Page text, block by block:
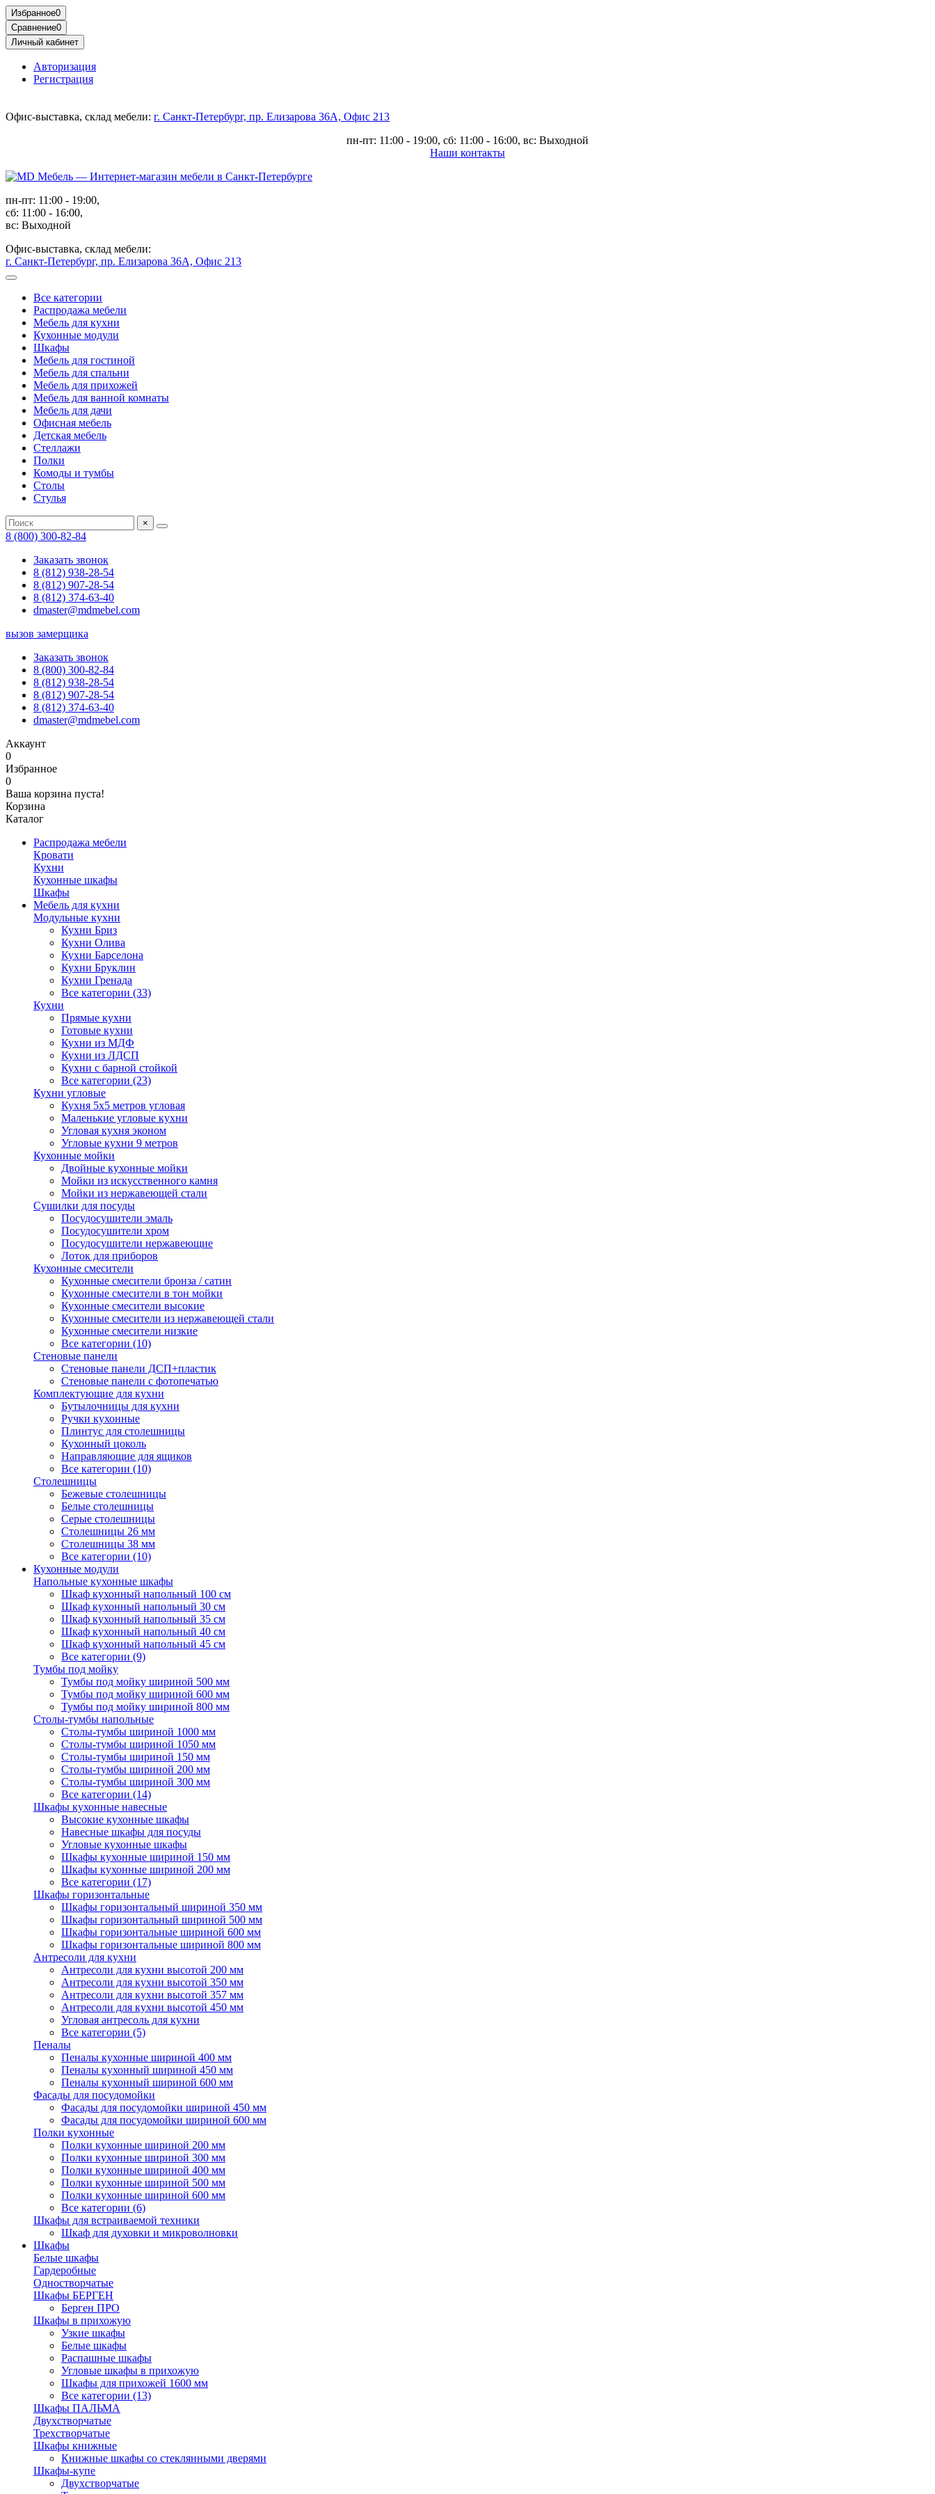
Избранное0
Сравнение0
Личный кабинет
Авторизация
Регистрация
Офис-выставка, склад мебели: г. Санкт-Петербург, пр. Елизарова 36А, Офис 213
пн-пт: 11:00 - 19:00, сб: 11:00 - 16:00, вс: Выходной
Наши контакты
пн-пт: 11:00 - 19:00,
сб: 11:00 - 16:00,
вс: Выходной
Офис-выставка, склад мебели:
г. Санкт-Петербург, пр. Елизарова 36А, Офис 213
Все категории
Распродажа мебели
Мебель для кухни
Кухонные модули
Шкафы
Мебель для гостиной
Мебель для спальни
Мебель для прихожей
Мебель для ванной комнаты
Мебель для дачи
Офисная мебель
Детская мебель
Стеллажи
Полки
Комоды и тумбы
Столы
Стулья
×
8 (800) 300-82-84
Заказать звонок
8 (812) 938-28-54
8 (812) 907-28-54
8 (812) 374-63-40
dmaster@mdmebel.com
вызов замерщика
Заказать звонок
8 (800) 300-82-84
8 (812) 938-28-54
8 (812) 907-28-54
8 (812) 374-63-40
dmaster@mdmebel.com
Аккаунт
0
Избранное
0
Ваша корзина пуста!
Корзина
Каталог
Распродажа мебели
Кровати
Кухни
Кухонные шкафы
Шкафы
Мебель для кухни
Модульные кухни
Кухни Бриз
Кухни Олива
Кухни Барселона
Кухни Бруклин
Кухни Гренада
Все категории (33)
Кухни
Прямые кухни
Готовые кухни
Кухни из МДФ
Кухни из ЛДСП
Кухни с барной стойкой
Все категории (23)
Кухни угловые
Кухня 5х5 метров угловая
Маленькие угловые кухни
Угловая кухня эконом
Угловые кухни 9 метров
Кухонные мойки
Двойные кухонные мойки
Мойки из искусственного камня
Мойки из нержавеющей стали
Сушилки для посуды
Посудосушители эмаль
Посудосушители хром
Посудосушители нержавеющие
Лоток для приборов
Кухонные смесители
Кухонные смесители бронза / сатин
Кухонные смесители в тон мойки
Кухонные смесители высокие
Кухонные смесители из нержавеющей стали
Кухонные смесители низкие
Все категории (10)
Стеновые панели
Стеновые панели ДСП+пластик
Стеновые панели с фотопечатью
Комплектующие для кухни
Бутылочницы для кухни
Ручки кухонные
Плинтус для столешницы
Кухонный цоколь
Направляющие для ящиков
Все категории (10)
Столешницы
Бежевые столешницы
Белые столешницы
Серые столешницы
Столешницы 26 мм
Столешницы 38 мм
Все категории (10)
Кухонные модули
Напольные кухонные шкафы
Шкаф кухонный напольный 100 см
Шкаф кухонный напольный 30 см
Шкаф кухонный напольный 35 см
Шкаф кухонный напольный 40 см
Шкаф кухонный напольный 45 см
Все категории (9)
Тумбы под мойку
Тумбы под мойку шириной 500 мм
Тумбы под мойку шириной 600 мм
Тумбы под мойку шириной 800 мм
Столы-тумбы напольные
Столы-тумбы шириной 1000 мм
Столы-тумбы шириной 1050 мм
Столы-тумбы шириной 150 мм
Столы-тумбы шириной 200 мм
Столы-тумбы шириной 300 мм
Все категории (14)
Шкафы кухонные навесные
Высокие кухонные шкафы
Навесные шкафы для посуды
Угловые кухонные шкафы
Шкафы кухонные шириной 150 мм
Шкафы кухонные шириной 200 мм
Все категории (17)
Шкафы горизонтальные
Шкафы горизонтальный шириной 350 мм
Шкафы горизонтальный шириной 500 мм
Шкафы горизонтальные шириной 600 мм
Шкафы горизонтальные шириной 800 мм
Антресоли для кухни
Антресоли для кухни высотой 200 мм
Антресоли для кухни высотой 350 мм
Антресоли для кухни высотой 357 мм
Антресоли для кухни высотой 450 мм
Угловая антресоль для кухни
Все категории (5)
Пеналы
Пеналы кухонные шириной 400 мм
Пеналы кухонный шириной 450 мм
Пеналы кухонный шириной 600 мм
Фасады для посудомойки
Фасады для посудомойки шириной 450 мм
Фасады для посудомойки шириной 600 мм
Полки кухонные
Полки кухонные шириной 200 мм
Полки кухонные шириной 300 мм
Полки кухонные шириной 400 мм
Полки кухонные шириной 500 мм
Полки кухонные шириной 600 мм
Все категории (6)
Шкафы для встраиваемой техники
Шкаф для духовки и микроволновки
Шкафы
Белые шкафы
Гардеробные
Одностворчатые
Шкафы БЕРГЕН
Берген ПРО
Шкафы в прихожую
Узкие шкафы
Белые шкафы
Распашные шкафы
Угловые шкафы в прихожую
Шкафы для прихожей 1600 мм
Все категории (13)
Шкафы ПАЛЬМА
Двухстворчатые
Трехстворчатые
Шкафы книжные
Книжные шкафы со стеклянными дверями
Шкафы-купе
Двухстворчатые